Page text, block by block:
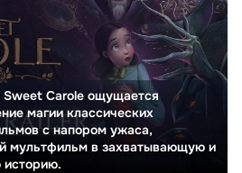
Sweet Carole ощущается
магии классических
с напором ужаса,
мультфильм в захватывающую и